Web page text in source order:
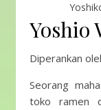
Yoshio
Diperankan
Seorang
toko ramen